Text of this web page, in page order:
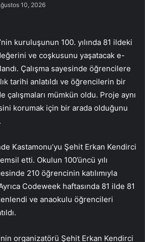
10, 2026
kuruluşunun 100. yılında 81 ildeki
ve coşkusunu yaşatacak e-
Çalışma sayesinde öğrencilere
tarihi anlatıldı ve öğrencilerin bir
çalışmaları mümkün oldu. Proje aynı
korumak için bir arada olduğunu
Kastamonu’yu Şehit Erkan Kendirci
etti. Okulun 100’üncü yılı
210 öğrencinin katılımıyla
Codeweek haftasında 81 ilde 81
ve anaokulu öğrencileri
organizatörü Şehit Erkan Kendirci